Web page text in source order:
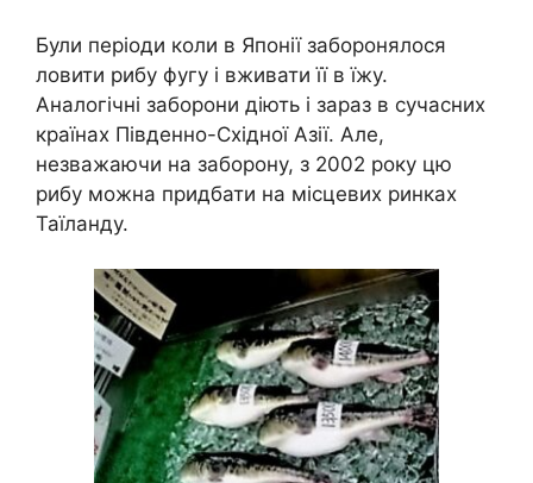
Були періоди коли в Японії заборонялося
ловити рибу фугу і вживати її в їжу.
Аналогічні заборони діють і зараз в сучасних
країнах Південно-Східної Азії. Але,
незважаючи на заборону, з 2002 року цю
рибу можна придбати на місцевих ринках
Таїланду.